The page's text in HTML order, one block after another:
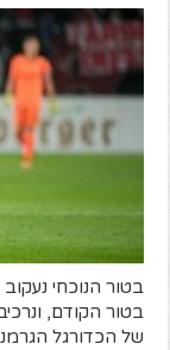
בטור הנוכחי
בטור הקודם,
של הכדורגל